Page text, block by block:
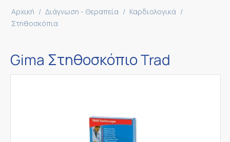
Αρχική / Διάγνωση - Θεραπεία / Καρδιολογικά /
Στηθοσκόπια
Gima Στηθοσκόπιο Trad